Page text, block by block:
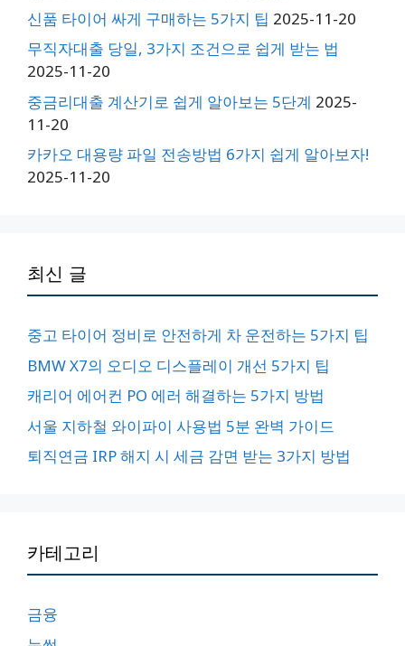
신품 타이어 싸게 구매하는 5가지 팁 2025-11-20
무직자대출 당일, 3가지 조건으로 쉽게 받는 법
2025-11-20
중금리대출 계산기로 쉽게 알아보는 5단계 2025-
11-20
카카오 대용량 파일 전송방법 6가지 쉽게 알아보자!
2025-11-20
최신 글
중고 타이어 정비로 안전하게 차 운전하는 5가지 팁
BMW X7의 오디오 디스플레이 개선 5가지 팁
캐리어 에어컨 PO 에러 해결하는 5가지 방법
서울 지하철 와이파이 사용법 5분 완벽 가이드
퇴직연금 IRP 해지 시 세금 감면 받는 3가지 방법
카테고리
금융